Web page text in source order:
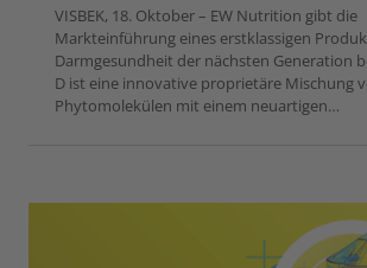
VISBEK, 18. Oktober – EW Nutrition gibt die
Markteinführung eines erstklassigen
Darmgesundheit der nächsten Generation
D ist eine innovative proprietäre Mischung
Phytomolekülen mit einem neuartigen…